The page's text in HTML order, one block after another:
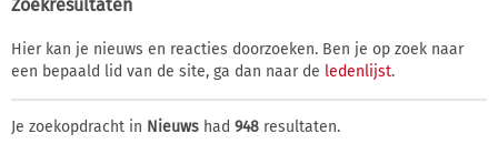
Zoekresultaten
Hier kan je nieuws en reacties doorzoeken. Ben je op zoek naar
een bepaald lid van de site, ga dan naar de ledenlijst.
Je zoekopdracht in Nieuws had 948 resultaten.